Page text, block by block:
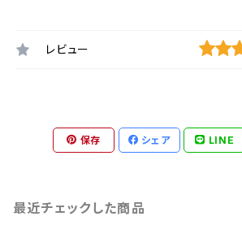
レビュー
保存 シェア LINE
最近チェックした商品